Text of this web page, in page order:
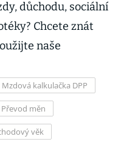
důchodu, sociální
Chcete znát
naše
Mzdová kalkulačka DPP
Převod měn
věk